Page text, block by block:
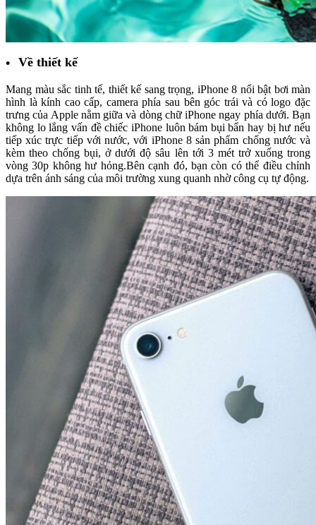
Về thiết kế
Mang màu sắc tinh tế, thiết kế sang trọng, iPhone 8 nổi bật bơi màn
hình là kính cao cấp, camera phía sau bên góc trái và có logo đặc
trưng của Apple nằm giữa và dòng chữ iPhone ngay phía dưới. Bạn
không lo lắng vấn đề chiếc iPhone luôn bám bụi bẩn hay bị hư nếu
tiếp xúc trực tiếp với nước, với iPhone 8 sản phẩm chống nước và
kèm theo chống bụi, ở dưới độ sâu lên tới 3 mét trở xuống trong
vòng 30p không hư hỏng.Bên cạnh đó, bạn còn có thể điều chỉnh
dựa trên ánh sáng của môi trường xung quanh nhờ công cụ tự động.